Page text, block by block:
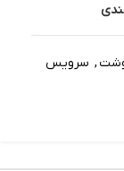
, سرویس